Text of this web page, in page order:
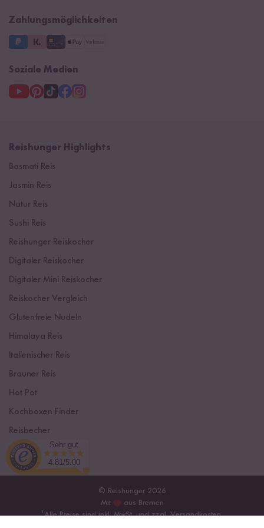
3 Jahre Garantie
Zahlungsmöglichkeiten
Soziale Medien
Reishunger Highlights
Basmati Reis
Jasmin Reis
Natur Reis
Sushi Reis
Reishunger Reiskocher
Digitaler Reiskocher
Digitaler Mini Reiskocher
Reiskocher Vergleich
Glutenfreie Nudeln
Himalaya Reis
Italienischer Reis
Brauner Reis
Hot Pot
Kochboxen Finder
Reisbecher
Sushi Einsteiger Box
© Reishunger 2026
Mit
aus Bremen
¹Alle Preise sind inkl. MwSt. und zzgl.Versandkosten.
Sehr gut
4.81/5.00